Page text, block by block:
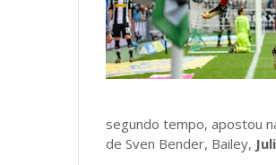
segundo tempo, apostou
de Sven Bender, Bailey,